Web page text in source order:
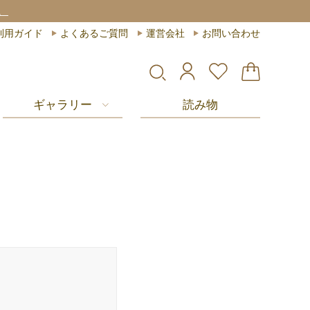
用ガイド よくあるご質問 運営会社 お問い合わせ
ギャラリー 読み物